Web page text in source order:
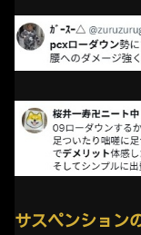
サスペンション